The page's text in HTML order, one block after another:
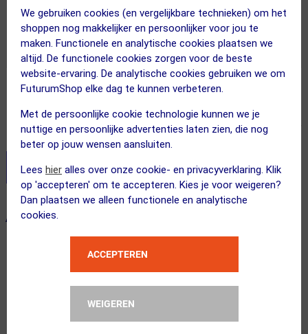
We gebruiken cookies (en vergelijkbare technieken) om het
shoppen nog makkelijker en persoonlijker voor jou te
maken. Functionele en analytische cookies plaatsen we
altijd. De functionele cookies zorgen voor de beste
website-ervaring. De analytische cookies gebruiken we om
FuturumShop elke dag te kunnen verbeteren.
Met de persoonlijke cookie technologie kunnen we je
nuttige en persoonlijke advertenties laten zien, die nog
beter op jouw wensen aansluiten.
Lees hier alles over onze cookie- en privacyverklaring. Klik
op 'accepteren' om te accepteren. Kies je voor weigeren?
Dan plaatsen we alleen functionele en analytische
cookies.
ACCEPTEREN
WEIGEREN
Kies je maat Vind jouw maat met onze AI assistent
Uitverkocht
60.00
Adviesprijs
25.95
Inclusief BTW
Stel je productvragen aan onze AI assistent
ALTERNATIEVE PRODUCTEN